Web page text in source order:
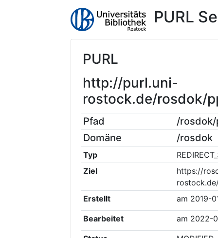
PURL
PURL
http://purl.uni-
rostock.de/rosdok/
Pfad
/rosdok/
Domäne
/rosdok
Typ
Ziel
https://
Erstellt
am 2019-
Bearbeitet am 2022-